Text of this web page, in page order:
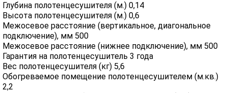
Глубина полотенцесушителя (м.) 0,14
Высота полотенцесушителя (м.) 0,6
Межосевое расстояние (вертикальное, диагональное
подключение), мм 500
Межосевое расстояние (нижнее подключение), мм 500
Гарантия на полотенцесушитель 3 года
Вес полотенцесушителя (кг) 5,6
Обогреваемое помещение полотенцесушителем (м.кв.)
2,2